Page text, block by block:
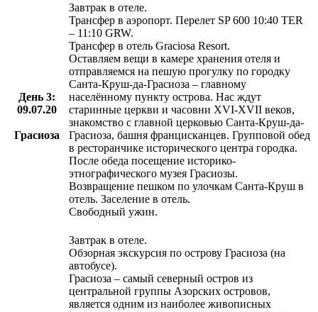
День 3:
09.07.20
Грасиоза
Завтрак в отеле.
Трансфер в аэропорт. Перелет SP 600 10:40 TER
– 11:10 GRW.
Трансфер в отель Graciosa Resort.
Оставляем вещи в камере хранения отеля и
отправляемся на пешую прогулку по городку
Санта-Круш-да-Грасиоза – главному
населённому пункту острова. Нас ждут
старинные церкви и часовни XVI-XVII веков,
знакомство с главной церковью Санта-Круш-да-
Грасиоза, башня францисканцев. Групповой обед
в ресторанчике исторического центра городка.
После обеда посещение историко-
этнографического музея Грасиозы.
Возвращение пешком по улочкам Санта-Круш в
отель. Заселение в отель.
Свободный ужин.
Завтрак в отеле.
Обзорная экскурсия по острову Грасиоза (на
автобусе).
Грасиоза – самый северный остров из
центральной группы Азорских островов,
является одним из наиболее живописных